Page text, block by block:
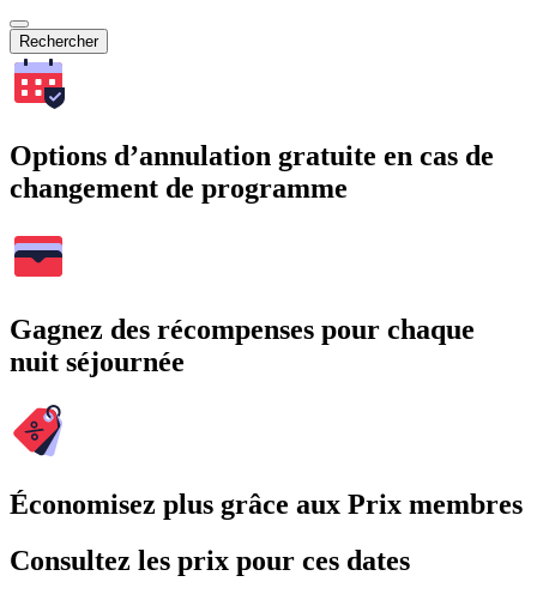
Rechercher
Options d’annulation gratuite en cas de
changement de programme
Gagnez des récompenses pour chaque
nuit séjournée
Économisez plus grâce aux Prix membres
Consultez les prix pour ces dates